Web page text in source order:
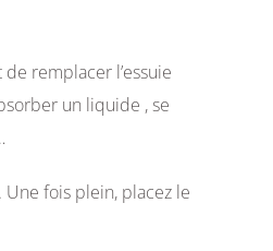
remplacer l’essuie
un liquide , se
fois plein, placez le